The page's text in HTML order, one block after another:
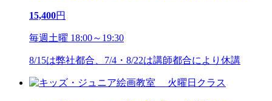
15,400円
毎週土曜 18:00～19:30
8/15は弊社都合、7/4・8/22は講師都合により休講